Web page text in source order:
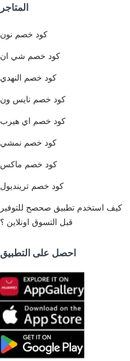
المتاجر
كود خصم نون
كود خصم شي ان
كود خصم النهدي
كود خصم نايس ون
كود خصم اي هيرب
كود خصم نمشي
كود خصم ماكس
كود خصم ترينديول
كيف استخدم تطبيق صحصح للتوفير
قبل التسوق اونلاين ؟
احصل على التطبيق